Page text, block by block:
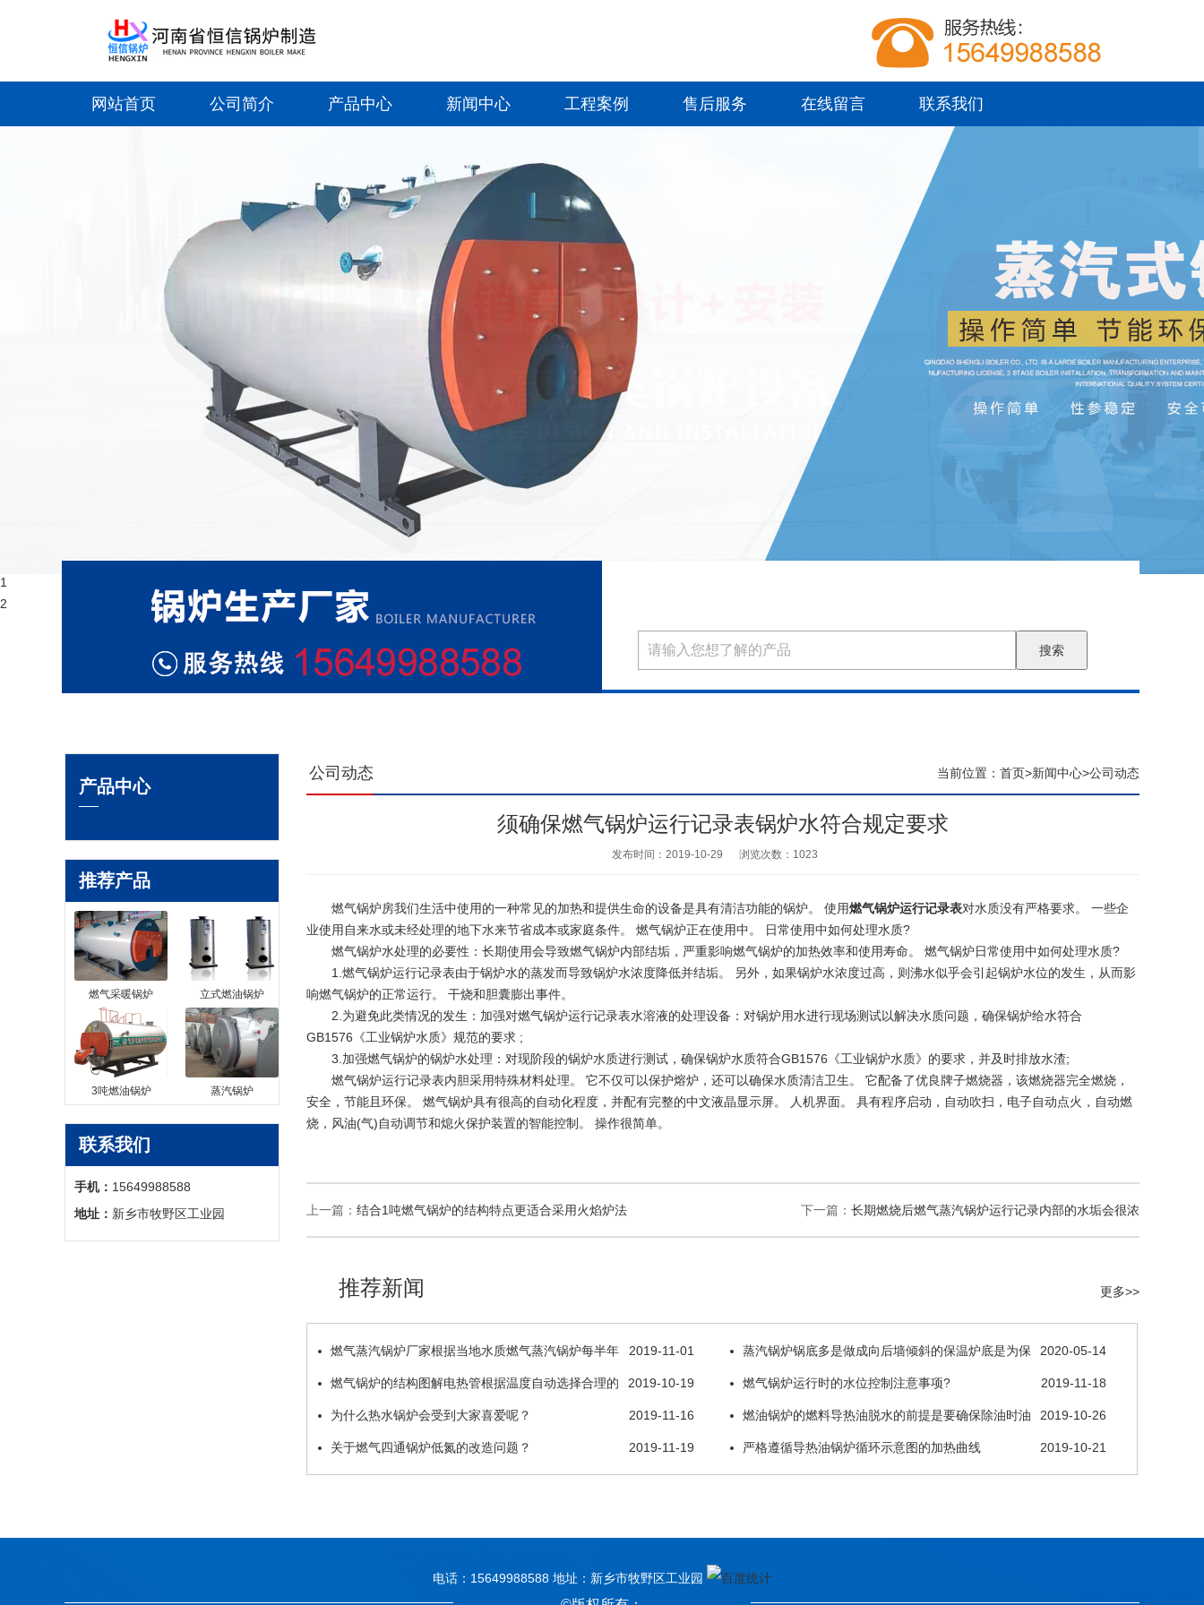
网站首页 公司简介 产品中心 新闻中心 工程案例 售后服务 在线留言 联系我们
1
2
搜索
产品中心
推荐产品
燃气采暖锅炉 立式燃油锅炉
3吨燃油锅炉 蒸汽锅炉
联系我们
手机： 15649988588
地址： 新乡市牧野区工业园
当前位置： 首页>新闻中心>公司动态
公司动态
须确保燃气锅炉运行记录表锅炉水符合规定要求
发布时间：2019-10-29 浏览次数： 1023
燃气锅炉房我们生活中使用的一种常见的加热和提供生命的设备是具有清洁功能的锅炉。 使用燃气锅炉运行记录表对水质没有严格要求。 一些企
业使用自来水或未经处理的地下水来节省成本或家庭条件。 燃气锅炉正在使用中。 日常使用中如何处理水质?
燃气锅炉水处理的必要性：长期使用会导致燃气锅炉内部结垢，严重影响燃气锅炉的加热效率和使用寿命。 燃气锅炉日常使用中如何处理水质?
1.燃气锅炉运行记录表由于锅炉水的蒸发而导致锅炉水浓度降低并结垢。 另外，如果锅炉水浓度过高，则沸水似乎会引起锅炉水位的发生，从而影
响燃气锅炉的正常运行。 干烧和胆囊膨出事件。
2.为避免此类情况的发生：加强对燃气锅炉运行记录表水溶液的处理设备：对锅炉用水进行现场测试以解决水质问题，确保锅炉给水符合
GB1576《工业锅炉水质》规范的要求 ;
3.加强燃气锅炉的锅炉水处理：对现阶段的锅炉水质进行测试，确保锅炉水质符合GB1576《工业锅炉水质》的要求，并及时排放水渣;
燃气锅炉运行记录表内胆采用特殊材料处理。 它不仅可以保护熔炉，还可以确保水质清洁卫生。 它配备了优良牌子燃烧器，该燃烧器完全燃烧，
安全，节能且环保。 燃气锅炉具有很高的自动化程度，并配有完整的中文液晶显示屏。 人机界面。 具有程序启动，自动吹扫，电子自动点火，自动燃
烧，风油(气)自动调节和熄火保护装置的智能控制。 操作很简单。
上一篇： 结合1吨燃气锅炉​的结构特点更适合采用火焰炉法 下一篇： 长期燃烧后燃气蒸汽锅炉运行记录内部的水垢会很浓
更多>>
推荐新闻
2019-11-01
燃气蒸汽锅炉厂家根据当地水质燃气蒸汽锅炉每半年
进行一次清洗操作
2020-05-14
蒸汽锅炉锅底多是做成向后墙倾斜的保温炉底是为保
温炉底
2019-10-19
燃气锅炉的结构图解电热管根据温度自动选择合理的
加热管数量
2019-11-18
燃气锅炉运行时的水位控制注意事项?
2019-11-16
为什么热水锅炉会受到大家喜爱呢？ 2019-10-26
燃油锅炉的燃料导热油脱水的前提是要确保除油时油
温较低
2019-11-19
关于燃气四通锅炉低氮的改造问题？ 2019-10-21
严格遵循导热油锅炉循环示意图的加热曲线
电话：15649988588 地址：新乡市牧野区工业园